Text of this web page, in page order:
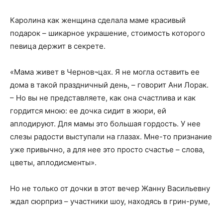
Каролина как женщина сделала маме красивый
подарок – шикарное украшение, стоимость которого
певица держит в секрете.
«Мама живет в Чернов¬цах. Я не могла оставить ее
дома в такой праздничный день, – говорит Ани Лорак.
– Но вы не представляете, как она счастлива и как
гордится мною: ее дочка сидит в жюри, ей
аплодируют. Для мамы это большая гордость. У нее
слезы радости выступали на глазах. Мне-то признание
уже привычно, а для нее это просто счастье – слова,
цветы, аплодисменты».
Но не только от дочки в этот вечер Жанну Васильевну
ждал сюрприз – участники шоу, находясь в грин-руме,